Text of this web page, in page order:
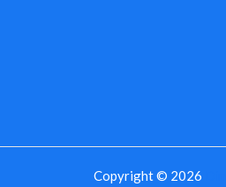
Copyright © 2026